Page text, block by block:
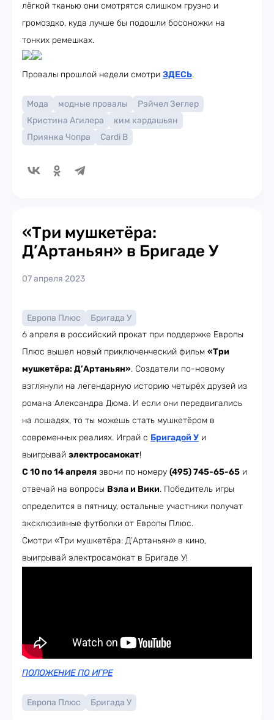
лёгкой тканью они смотрятся слишком грузно и
громоздко, куда лучше бы подошли босоножки на
тонких ремешках.
Провалы прошлой недели смотри ЗДЕСЬ.
Мода модные провалы
Рэйчел Зеглер
Кристина Агилера
ким кардашьян
Приянка Чопра
Cardi B
«Три мушкетёра:
Д’Артаньян» в Бригаде У
07 апреля 2023
Европа Плюс
Бригада У
6 апреля в российский прокат при поддержке Европы
Плюс вышел новый приключенческий фильм «Три
мушкетёра: Д’Артаньян». Создатели по-новому
взглянули на легендарную историю четырёх друзей из
романа Александра Дюма. И если они передвигались
на лошадях, то ты можешь стать мушкетёром в
современных реалиях. Играй с Бригадой У и
выигрывай электросамокат!
С 10 по 14 апреля звони по номеру (495) 745-65-65 и
отвечай на вопросы Вэла и Вики. Победитель игры
определится в пятницу, остальные участники получат
эксклюзивные футболки от Европы Плюс.
Смотри «Три мушкетёра: Д’Артаньян» в кино,
выигрывай электросамокат в Бригаде У!
ПОЛОЖЕНИЕ ПО ИГРЕ
Европа Плюс Бригада У